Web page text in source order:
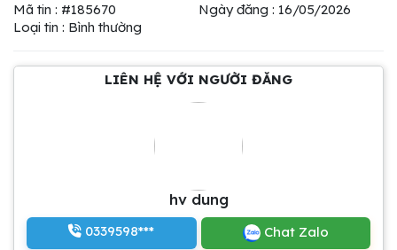
Mã tin : #185670
Ngày đăng : 16/05/2026
Loại tin : Bình thường
LIÊN HỆ VỚI NGƯỜI ĐĂNG
hv dung
0339598*** Chat Zalo